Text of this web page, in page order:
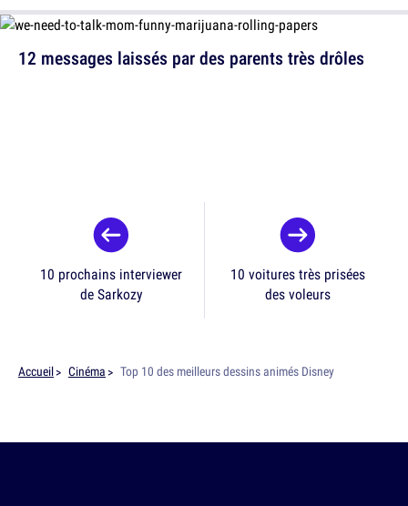
12 messages laissés par des parents très drôles
10 prochains interviewer
de Sarkozy
10 voitures très prisées
des voleurs
Accueil Cinéma Top 10 des meilleurs dessins animés Disney